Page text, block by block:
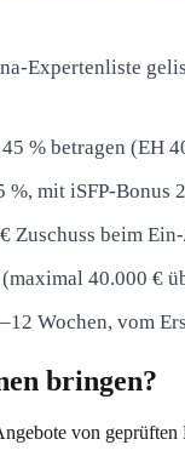
Expertenliste
% betragen (EH
%, mit iSFP-
Zuschuss beim
40.000 €
Wochen, vom
bringen?
von